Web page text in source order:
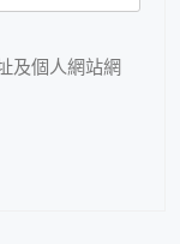
及個人網站網